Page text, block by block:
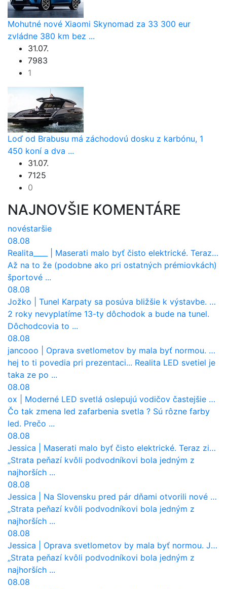
Mohutné nové Xiaomi Skynomad za 33 300 eur
zvládne 380 km bez ...
31.07.
7983
1
Loď od Brabusu má záchodovú dosku z karbónu, 1
450 koní a dva ...
31.07.
7125
0
NAJNOVŠIE KOMENTÁRE
novéstaršie
08.08
Realita____
Maserati malo byť čisto elektrické. Teraz zisťuje, že potrebuje nový osemvalcový motor
Až na to že (podobne ako pri ostatných prémiovkách)
športové ...
08.08
Jožko
Tunel Karpaty sa posúva bližšie k výstavbe. NDS urobila dôležitý krok
2 roky nevyplatíme 13-ty dôchodok a bude na tunel.
Dôchodcovia to ...
08.08
jancooo
Oprava svetlometov by mala byť normou. Jeden nový dnes stojí priemerne 1251 eur!
hej to ti povedia pri prezentaci... Realita LED svetiel je
taka ze po ...
08.08
ox
Moderné LED svetlá oslepujú vodičov častejšie než staré halogény
Čo tak zmena led zafarbenia svetla ? Sú rôzne farby
led. Prečo ...
08.08
Jessica
Maserati malo byť čisto elektrické. Teraz zisťuje, že potrebuje nový osemvalcový motor
„Strata peňazí kvôli podvodníkovi bola jedným z
najhorších ...
08.08
Jessica
Na Slovensku pred pár dňami otvorili nové mosty, ktoré to sú?
„Strata peňazí kvôli podvodníkovi bola jedným z
najhorších ...
08.08
Jessica
Oprava svetlometov by mala byť normou. Jeden nový dnes stojí priemerne 1251 eur!
„Strata peňazí kvôli podvodníkovi bola jedným z
najhorších ...
08.08